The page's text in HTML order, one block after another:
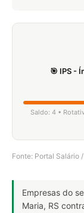
🎯 IPS -
Saldo: 4 •
Fonte: Portal Salário
Empresas do
Maria, RS